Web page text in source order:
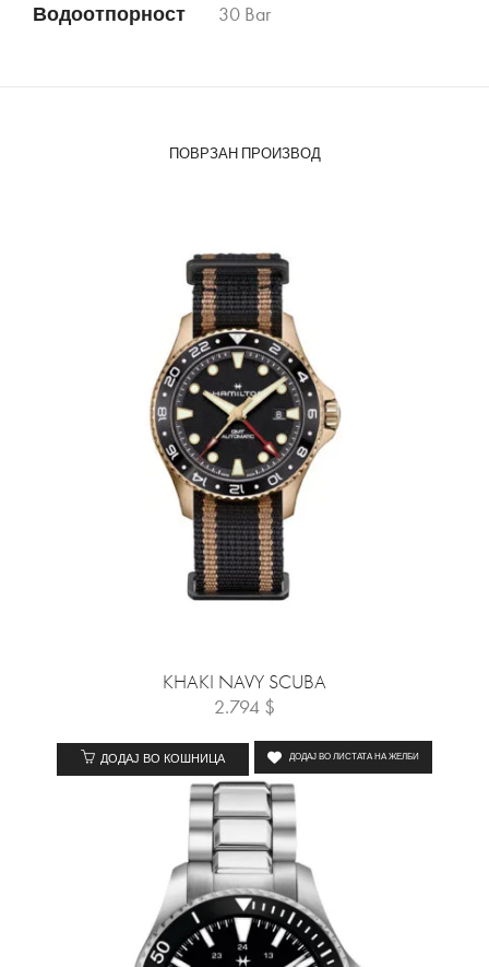
Водоотпорност
30 Bar
ПОВРЗАН ПРОИЗВОД
KHAKI NAVY SCUBA
2.794 $
ДОДАЈ ВО КОШНИЦА ДОДАЈ ВО ЛИСТАТА НА ЖЕЛБИ